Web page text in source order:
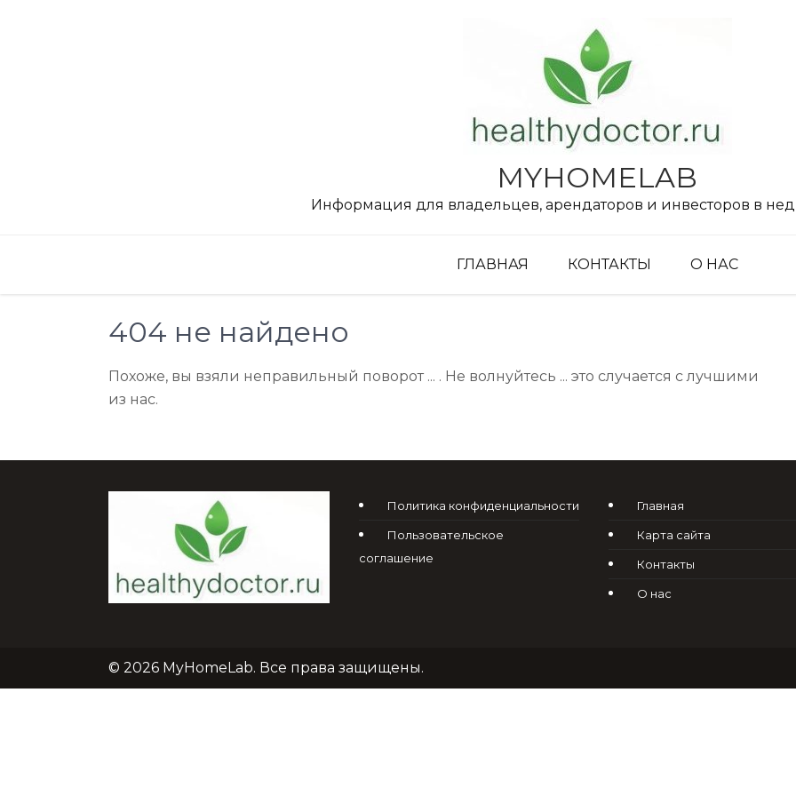
MYHOMELAB
Информация для владельцев, арендаторов и инвесторов в
ГЛАВНАЯ КОНТАКТЫ О НАС
404 не найдено
Похоже, вы взяли неправильный поворот ... . Не волнуйтесь ... это случается с лучшими
из нас.
Политика конфиденциальности
Пользовательское
соглашение
Главная
Карта сайта
Контакты
О нас
© 2026 MyHomeLab. Все права защищены.